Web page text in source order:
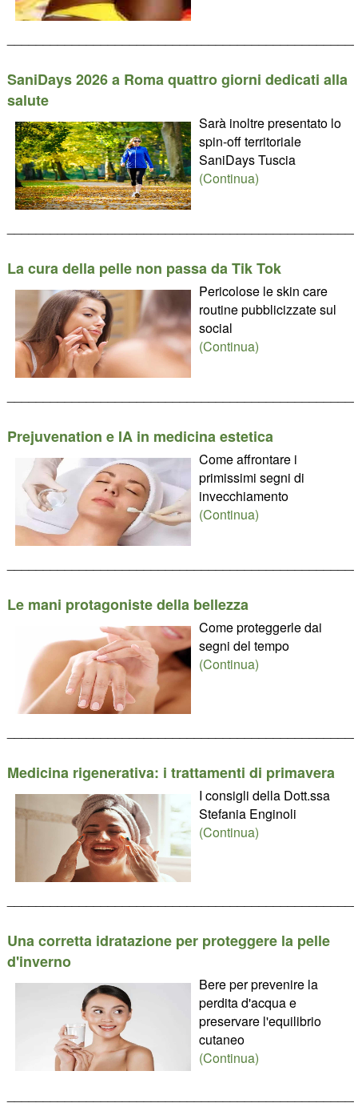
SaniDays 2026 a Roma quattro giorni dedicati alla
salute
Sarà inoltre presentato lo
spin-off territoriale
SaniDays Tuscia
(Continua)
La cura della pelle non passa da Tik Tok
Pericolose le skin care
routine pubblicizzate sul
social
(Continua)
Prejuvenation e IA in medicina estetica
Come affrontare i
primissimi segni di
invecchiamento
(Continua)
Le mani protagoniste della bellezza
Come proteggerle dai
segni del tempo
(Continua)
Medicina rigenerativa: i trattamenti di primavera
I consigli della Dott.ssa
Stefania Enginoli
(Continua)
Una corretta idratazione per proteggere la pelle
d'inverno
Bere per prevenire la
perdita d'acqua e
preservare l'equilibrio
cutaneo
(Continua)